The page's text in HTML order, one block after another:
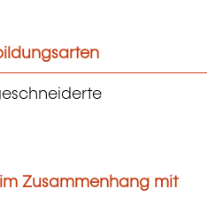
Zusammenhang mit